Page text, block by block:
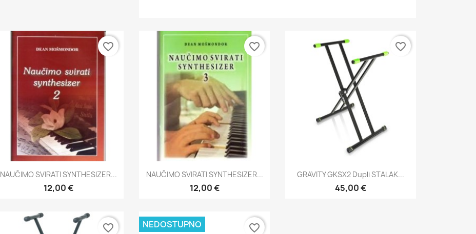
Brzi pregled
NAUČIMO SVIRATI SYNTHESIZER...
12,00 €
favorite_border
Brzi pregled
NAUČIMO SVIRATI SYNTHESIZER...
12,00 €
favorite_border
Brzi pregled
GRAVITY GKSX2 Dupli STALAK...
45,00 €
favorite_border
favorite_border NEDOSTUPNO favorite_border